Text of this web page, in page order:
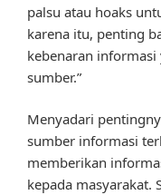
palsu atau hoaks
karena itu, penting
kebenaran
sumber.”
Menyadari
sumber informasi
memberikan
kepada masyarakat.